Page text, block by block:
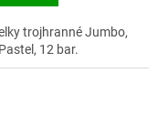
trojhranné Jumbo,
12 bar.